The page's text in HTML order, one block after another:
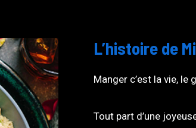
L’histoire de
Manger c’est la vie, le
Tout part d’une